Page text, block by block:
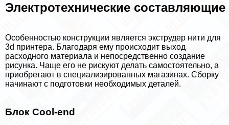
Электротехнические составляющие
Особенностью конструкции является экструдер нити для
3d принтера. Благодаря ему происходит выход
расходного материала и непосредственно создание
рисунка. Чаще его не рискуют делать самостоятельно, а
приобретают в специализированных магазинах. Сборку
начинают с подготовки необходимых деталей.
Блок Cool-end